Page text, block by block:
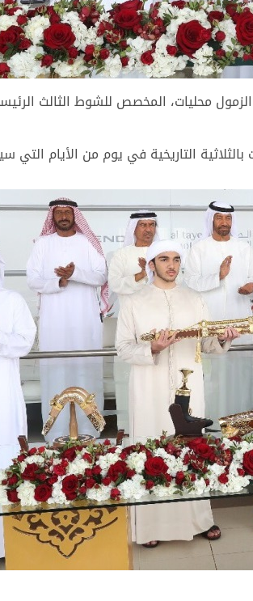
محليات، المخصص للشوط الثالث
التاريخية في يوم من الأيام التي